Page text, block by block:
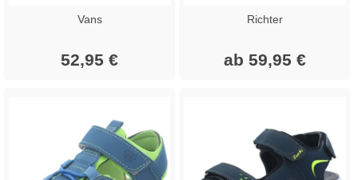
Vans
52,95 €
Richter
ab 59,95 €